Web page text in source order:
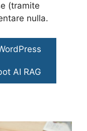
(tramite
nulla.
AI RAG